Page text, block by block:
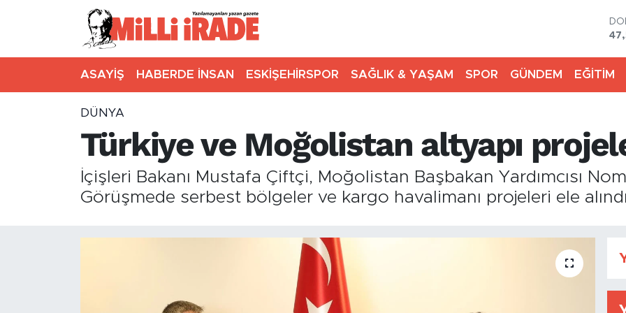
ASAYİŞ HABERDE İNSAN ESKİŞEHİRSPOR SAĞLIK & YAŞAM SPOR GÜNDEM EĞİTİM
DÜNYA
Türkiye ve Moğolistan altyapı
İçişleri Bakanı Mustafa Çiftçi, Moğolistan Başbakan Yardımcısı
Görüşmede serbest bölgeler ve kargo havalimanı projeleri ele